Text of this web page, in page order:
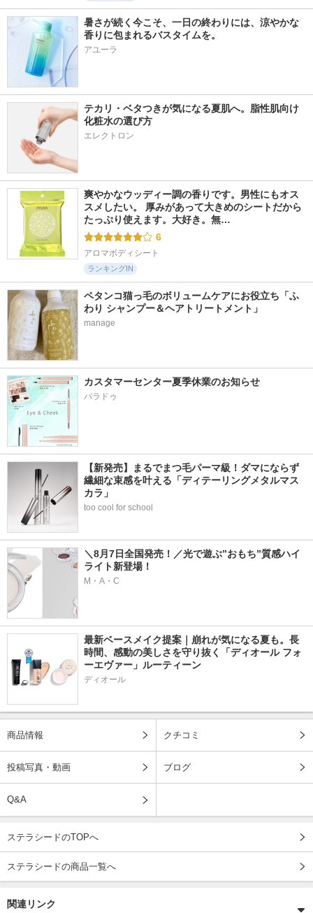
暑さが続く今こそ、一日の終わりには、涼やかな
香りに包まれるバスタイムを。
アユーラ
テカリ・ベタつきが気になる夏肌へ。脂性肌向け
化粧水の選び方
エレクトロン
爽やかなウッディー調の香りです。男性にもオス
スメしたい。 厚みがあって大きめのシートだから
たっぷり使えます。大好き。無…
6
アロマボディシート
ランキングIN
ペタンコ猫っ毛のボリュームケアにお役立ち「ふ
わり シャンプー＆ヘアトリートメント」
manage
カスタマーセンター夏季休業のお知らせ
パラドゥ
【新発売】まるでまつ毛パーマ級！ダマにならず
繊細な束感を叶える「ディテーリングメタルマス
カラ」
too cool for school
＼8月7日全国発売！／光で遊ぶ”おもち”質感ハイ
ライト新登場！
M・A・C
最新ベースメイク提案｜崩れが気になる夏も。長
時間、感動の美しさを守り抜く「ディオール フォ
ーエヴァー」ルーティーン
ディオール
商品情報 クチコミ
投稿写真・動画 ブログ
Q&A
ステラシードのTOPへ
ステラシードの商品一覧へ
関連リンク